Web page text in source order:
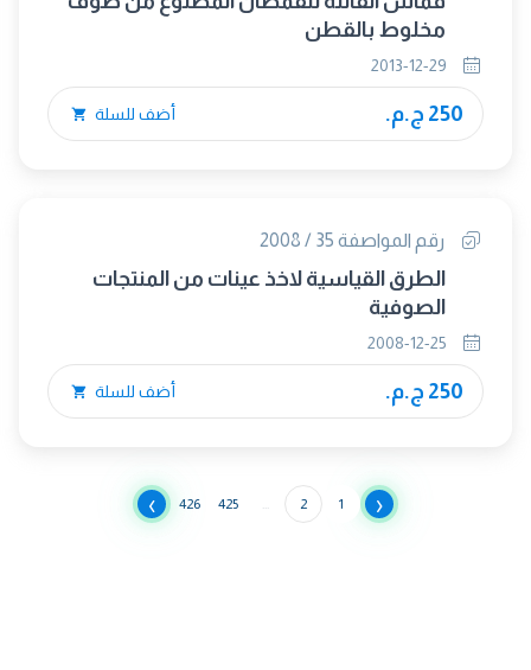
مخلوط بالقطن
250 ج.م. أضف للسلة
رقم المواصفة 35 / 2008
الطرق القياسية لاخذ عينات من المنتجات
الصوفية
250 ج.م. أضف للسلة
‹
1
2
...
425
426
›